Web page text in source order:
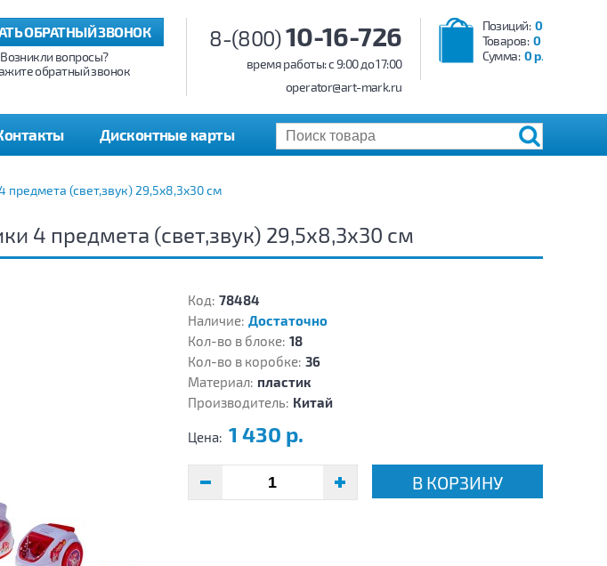
Позиций: 0
Товаров: 0
Сумма: 0 р.
8-(800)10-16-726
время работы: c 9:00 до 17:00
operator@art-mark.ru
ОБРАТНЫЙ ЗВОНОК
Возникли вопросы?
обратный звонок
Дисконтные карты
предмета (свет,звук) 29,5х8,3х30 см
4 предмета (свет,звук) 29,5х8,3х30 см
Код: 78484
Наличие: Достаточно
Кол-во в блоке: 18
Кол-во в коробке: 36
Материал: пластик
Производитель: Китай
Цена: 1 430 р.
В КОРЗИНУ